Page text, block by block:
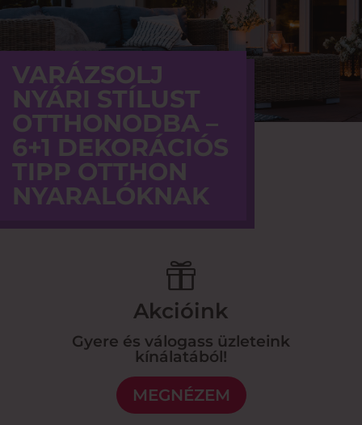
VARÁZSOLJ
NYÁRI STÍLUST
OTTHONODBA –
6+1 DEKORÁCIÓS
TIPP OTTHON
NYARALÓKNAK

Akcióink
Gyere és válogass üzleteink
kínálatából!
MEGNÉZEM